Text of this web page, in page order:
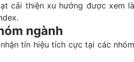
cải thiện xu hướng được xem là
ngành
tín hiệu tích cực tại các nhóm